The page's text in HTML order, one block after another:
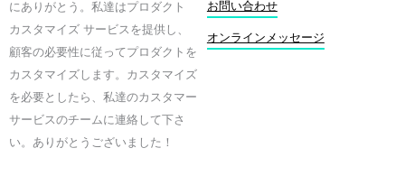
にありがとう。私達はプロダクト
カスタマイズ サービスを提供し、
顧客の必要性に従ってプロダクトを
カスタマイズします。カスタマイズ
を必要としたら、私達のカスタマー
サービスのチームに連絡して下さ
い。ありがとうございました！
ブ
ッ
お問い合わせ
オンラインメッセージ